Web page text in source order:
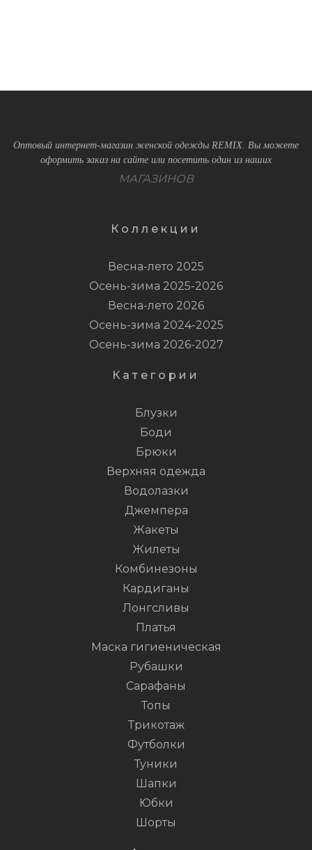
Оптовый интернет-магазин женской одежды REMIX. Вы можете
оформить заказ на сайте или посетить один из наших
МАГАЗИНОВ
Коллекции
Весна-лето 2025
Осень-зима 2025-2026
Весна-лето 2026
Осень-зима 2024-2025
Осень-зима 2026-2027
Категории
Блузки
Боди
Брюки
Верхняя одежда
Водолазки
Джемпера
Жакеты
Жилеты
Комбинезоны
Кардиганы
Лонгсливы
Платья
Маска гигиеническая
Рубашки
Сарафаны
Топы
Трикотаж
Футболки
Туники
Шапки
Юбки
Шорты